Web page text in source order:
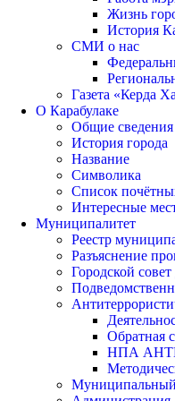
Жизнь
История
СМИ о нас
Газета «Керда
О Карабулаке
Общие сведения
История города
Название
Символика
Список
Интересные
Муниципалитет
Реестр
Разъяснение
Городской совет
Обратная
НПА